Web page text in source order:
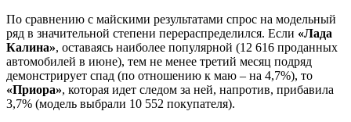
По сравнению с майскими результатами спрос на модельный
ряд в значительной степени перераспределился. Если «Лада
Калина», оставаясь наиболее популярной (12 616 проданных
автомобилей в июне), тем не менее третий месяц подряд
демонстрирует спад (по отношению к маю – на 4,7%), то
«Приора», которая идет cледом за ней, напротив, прибавила
3,7% (модель выбрали 10 552 покупателя).